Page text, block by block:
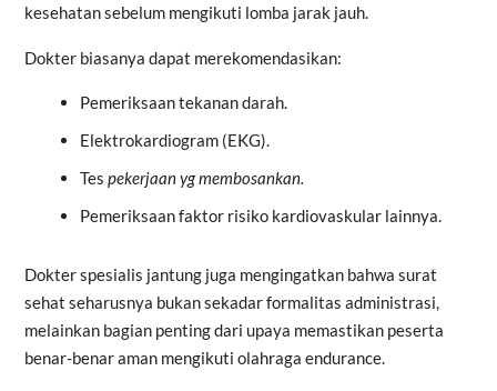
kesehatan sebelum mengikuti lomba jarak jauh.
Dokter biasanya dapat merekomendasikan:
Pemeriksaan tekanan darah.
Elektrokardiogram (EKG).
Tes pekerjaan yg membosankan.
Pemeriksaan faktor risiko kardiovaskular lainnya.
Dokter spesialis jantung juga mengingatkan bahwa surat
sehat seharusnya bukan sekadar formalitas administrasi,
melainkan bagian penting dari upaya memastikan peserta
benar-benar aman mengikuti olahraga endurance.